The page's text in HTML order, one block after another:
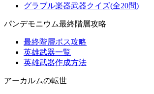
グラブル楽器武器クイズ(全20問)
パンデモニウム最終階層攻略
最終階層ボス攻略
英雄武器一覧
英雄武器作成方法
アーカルムの転世